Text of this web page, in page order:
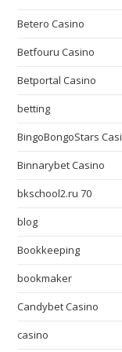
Betero Casino
Betfouru Casino
Betportal Casino
betting
BingoBongoStars
Binnarybet Casino
bkschool2.ru 70
blog
Bookkeeping
bookmaker
Candybet Casino
casino